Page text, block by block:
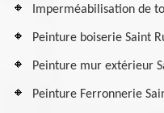
Imperméabilisation de
Peinture boiserie Saint
Peinture mur extérieur
Peinture Ferronnerie